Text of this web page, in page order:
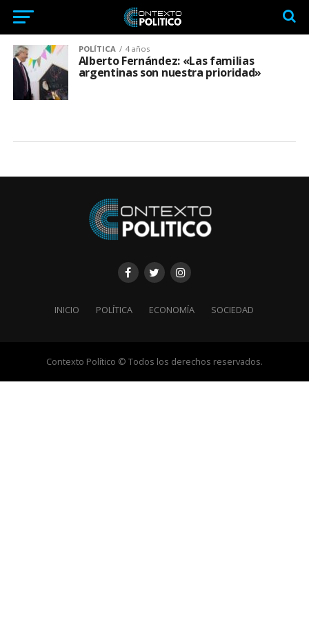
POLÍTICA 4 años
Alberto Fernández: «Las familias
argentinas son nuestra prioridad»
INICIO POLÍTICA ECONOMÍA SOCIEDAD
Contexto Político © Todos los derechos reservados.